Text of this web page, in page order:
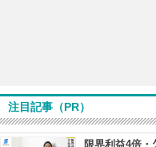
注目記事（PR）
限界利益4倍